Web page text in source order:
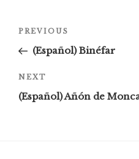
PREVIOUS
(Español) Binéfar
Next
Post
NEXT
(Español) Añón de